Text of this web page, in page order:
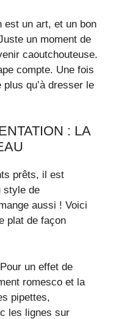
est un art, et un bon
un moment de
caoutchouteuse.
compte. Une fois
qu’à dresser le
: LA
prêts, il est
style de
aussi ! Voici
plat de façon
un effet de
romesco et la
pipettes,
les lignes sur